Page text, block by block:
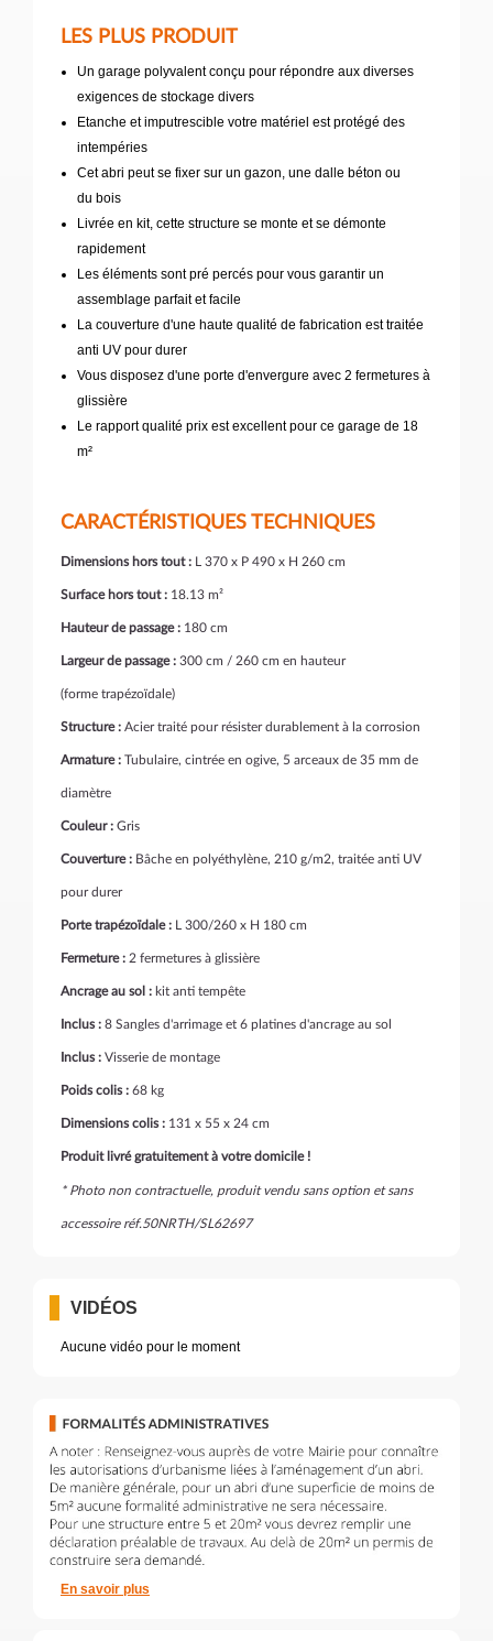
LES PLUS PRODUIT
Un garage polyvalent conçu pour répondre aux diverses
exigences de stockage divers
Etanche et imputrescible votre matériel est protégé des
intempéries
Cet abri peut se fixer sur un gazon, une dalle béton ou
du bois
Livrée en kit, cette structure se monte et se démonte
rapidement
Les éléments sont pré percés pour vous garantir un
assemblage parfait et facile
La couverture d'une haute qualité de fabrication est traitée
anti UV pour durer
Vous disposez d'une porte d'envergure avec 2 fermetures à
glissière
Le rapport qualité prix est excellent pour ce garage de 18
m²
CARACTÉRISTIQUES TECHNIQUES
Dimensions hors tout : L 370 x P 490 x H 260 cm
Surface hors tout : 18.13 m²
Hauteur de passage : 180 cm
Largeur de passage : 300 cm / 260 cm en hauteur
(forme trapézoïdale)
Structure : Acier traité pour résister durablement à la corrosion
Armature : Tubulaire, cintrée en ogive, 5 arceaux de 35 mm de
diamètre
Couleur : Gris
Couverture : Bâche en polyéthylène, 210 g/m2, traitée anti UV
pour durer
Porte trapézoïdale : L 300/260 x H 180 cm
Fermeture : 2 fermetures à glissière
Ancrage au sol : kit anti tempête
Inclus : 8 Sangles d'arrimage et 6 platines d'ancrage au sol
Inclus : Visserie de montage
Poids colis : 68 kg
Dimensions colis : 131 x 55 x 24 cm
Produit livré gratuitement à votre domicile !
* Photo non contractuelle, produit vendu sans option et sans
accessoire réf.50NRTH/SL62697
VIDÉOS
Aucune vidéo pour le moment
En savoir plus